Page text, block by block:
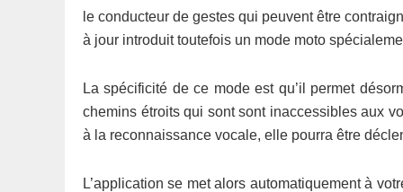
le conducteur de gestes qui peuvent être
à jour introduit toutefois un mode moto
La spécificité de ce mode est qu’il permet
chemins étroits qui sont sont inaccessibles aux
à la reconnaissance vocale, elle pourra être
L’application se met alors automatiquement à